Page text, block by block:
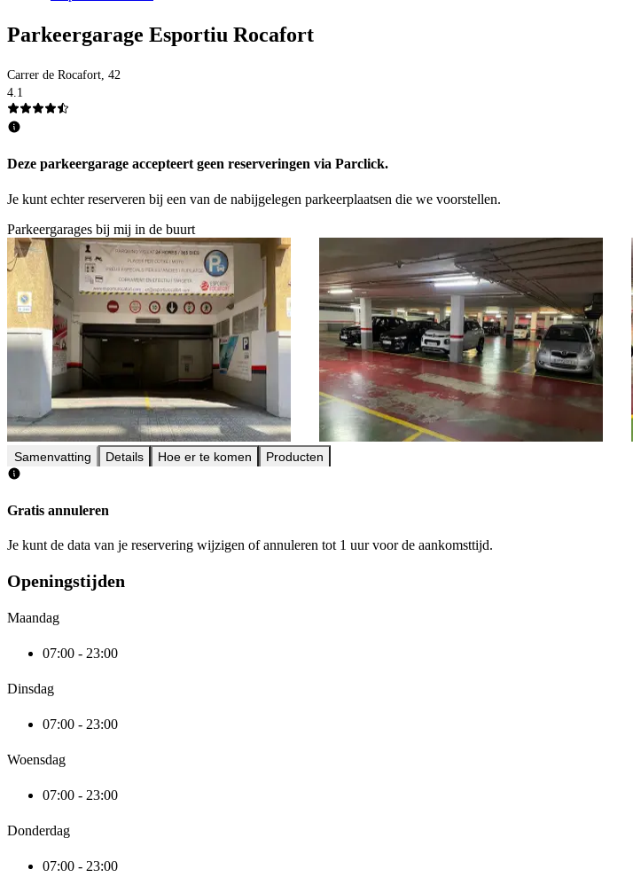
Parkeergarage Esportiu Rocafort
Carrer de Rocafort, 42
4.1
Deze parkeergarage accepteert geen reserveringen via Parclick.
Je kunt echter reserveren bij een van de nabijgelegen parkeerplaatsen die we voorstellen.
Parkeergarages bij mij in de buurt
Samenvatting Details Hoe er te komen Producten
Gratis annuleren
Je kunt de data van je reservering wijzigen of annuleren tot 1 uur voor de aankomsttijd.
Openingstijden
Maandag
07:00 - 23:00
Dinsdag
07:00 - 23:00
Woensdag
07:00 - 23:00
Donderdag
07:00 - 23:00